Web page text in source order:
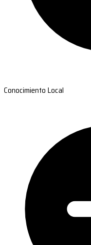
Conocimiento Local